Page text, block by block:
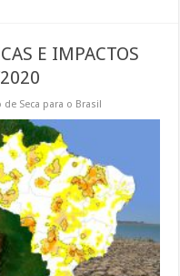
E IMPACTOS
Seca para o Brasil